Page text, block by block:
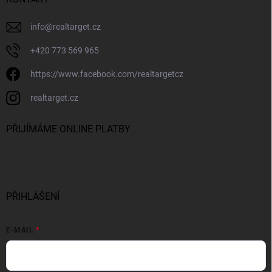
info@realtarget.cz
+420 773 569 965
https://www.facebook.com/realtargetcz
realtarget.cz
PŘIJÍMÁME ONLINE PLATBY
PŘIHLÁŠENÍ
E-MAIL